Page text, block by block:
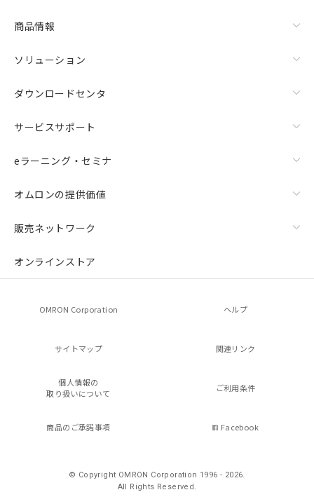
商品情報
ソリューション
ダウンロードセンタ
サービスサポート
eラーニング・セミナ
オムロンの提供価値
販売ネットワーク
オンラインストア
OMRON Corporation ヘルプ
サイトマップ 関連リンク
個人情報の
取り扱いについて
ご利用条件
商品のご承諾事項 Facebook
© Copyright OMRON Corporation 1996 - 2026.
All Rights Reserved.